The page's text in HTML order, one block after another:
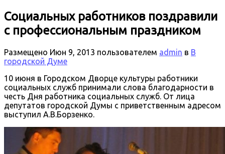
Социальных работников поздравили
с профессиональным праздником
Размещено Июн 9, 2013 пользователем admin в В
городской Думе
10 июня в Городском Дворце культуры работники
социальных служб принимали слова благодарности в
честь Дня работника социальных служб. От лица
депутатов городской Думы с приветственным адресом
выступил А.В.Борзенко.